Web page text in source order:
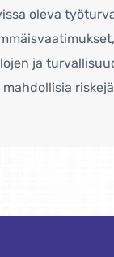
oleva
ja